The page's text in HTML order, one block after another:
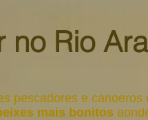
no Rio
pescadores e
mais bonitos